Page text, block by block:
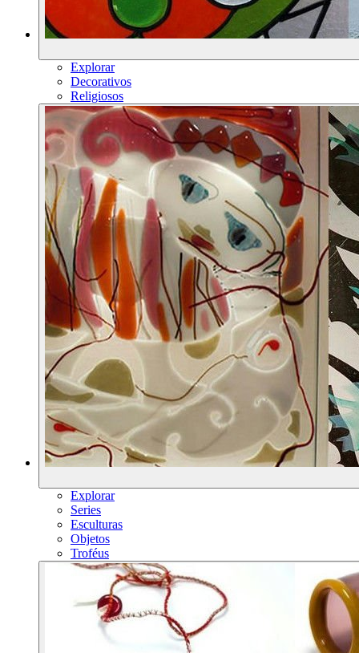
Explorar
Decorativos
Religiosos
Explorar
Series
Esculturas
Objetos
Troféus